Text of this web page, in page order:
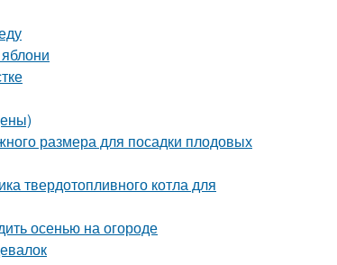
размера для посадки плодовых
твердотопливного котла для
осенью на огороде